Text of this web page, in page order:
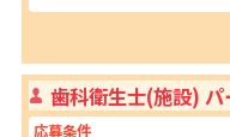
歯科衛生士(施設) パ
応募条件